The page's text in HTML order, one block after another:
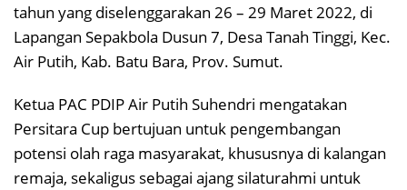
tahun yang diselenggarakan 26 – 29 Maret 2022, di
Lapangan Sepakbola Dusun 7, Desa Tanah Tinggi, Kec.
Air Putih, Kab. Batu Bara, Prov. Sumut.
Ketua PAC PDIP Air Putih Suhendri mengatakan
Persitara Cup bertujuan untuk pengembangan
potensi olah raga masyarakat, khususnya di kalangan
remaja, sekaligus sebagai ajang silaturahmi untuk